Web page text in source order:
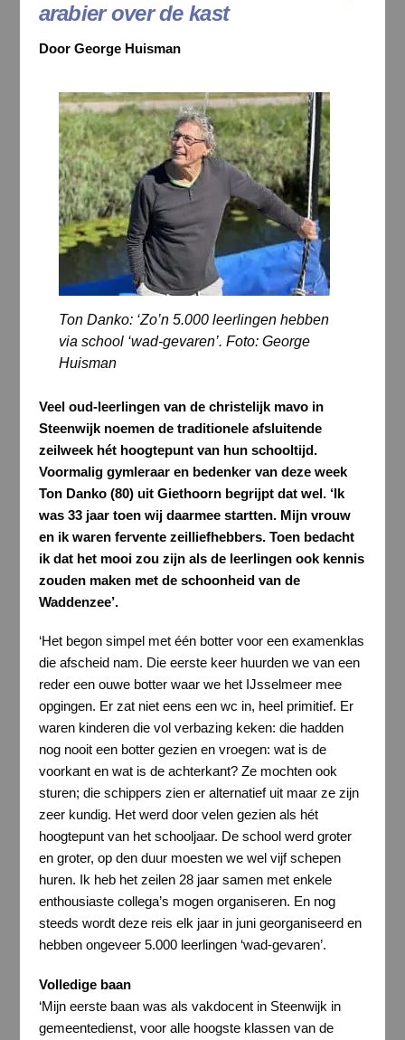
arabier over de kast
Door George Huisman
Ton Danko: ‘Zo’n 5.000 leerlingen hebben
via school ‘wad-gevaren’. Foto: George
Huisman
Veel oud-leerlingen van de christelijk mavo in
Steenwijk noemen de traditionele afsluitende
zeilweek hét hoogtepunt van hun schooltijd.
Voormalig gymleraar en bedenker van deze week
Ton Danko (80) uit Giethoorn begrijpt dat wel. ‘Ik
was 33 jaar toen wij daarmee startten. Mijn vrouw
en ik waren fervente zeilliefhebbers. Toen bedacht
ik dat het mooi zou zijn als de leerlingen ook kennis
zouden maken met de schoonheid van de
Waddenzee’.
‘Het begon simpel met één botter voor een examenklas
die afscheid nam. Die eerste keer huurden we van een
reder een ouwe botter waar we het IJsselmeer mee
opgingen. Er zat niet eens een wc in, heel primitief. Er
waren kinderen die vol verbazing keken: die hadden
nog nooit een botter gezien en vroegen: wat is de
voorkant en wat is de achterkant? Ze mochten ook
sturen; die schippers zien er alternatief uit maar ze zijn
zeer kundig. Het werd door velen gezien als hét
hoogtepunt van het schooljaar. De school werd groter
en groter, op den duur moesten we wel vijf schepen
huren. Ik heb het zeilen 28 jaar samen met enkele
enthousiaste collega’s mogen organiseren. En nog
steeds wordt deze reis elk jaar in juni georganiseerd en
hebben ongeveer 5.000 leerlingen ‘wad-gevaren’.
Volledige baan
‘Mijn eerste baan was als vakdocent in Steenwijk in
gemeentedienst, voor alle hoogste klassen van de